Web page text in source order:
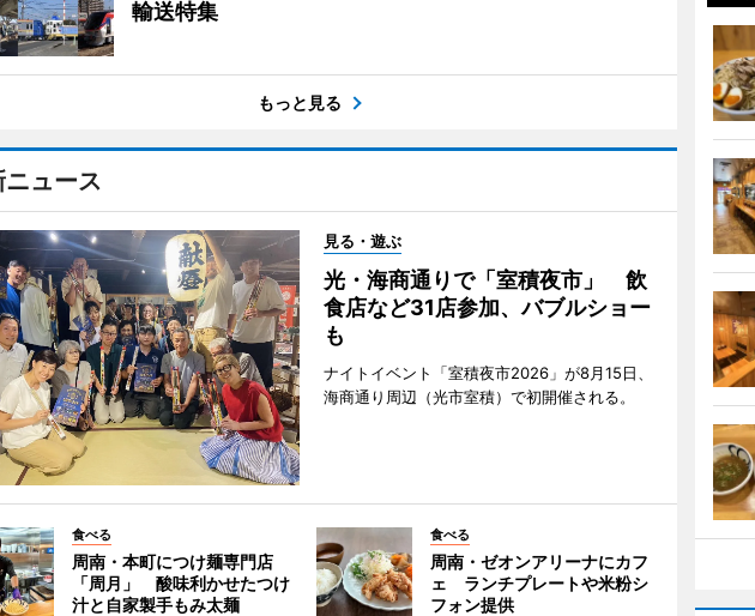
輸送特集
もっと見る
ュース
見る・遊ぶ
光・海商通りで「室積夜市」 飲
食店など31店参加、バブルショー
も
ナイトイベント「室積夜市2026」が8月15日、
海商通り周辺（光市室積）で初開催される。
食べる
周南・本町につけ麺専門店
「周月」 酸味利かせたつけ
汁と自家製手もみ太麺
食べる
周南・ゼオンアリーナにカフ
ェ ランチプレートや米粉シ
フォン提供